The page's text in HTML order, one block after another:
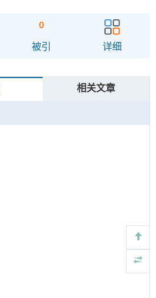
0
被引 详细
相关文章